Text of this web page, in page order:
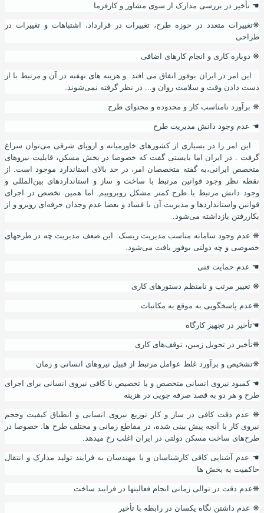
☚ تأخیر در بررسی مدارک از سوی مشاور و کارفرما
❋تغییرات متعدد در حوزه طرح، تغییرات در قرارداد ، اشتباهات و تغییرات در
طراحی
❋ دوباره کاری و انجام کارهای اضافی
این امر در ایران بوفور اتفاق می افتد. و هزینه های نهفته در آن و مرتبط با از
دست دادن وقت و سلامت روان و... در نظر گرفته نمی‌شوند.
❋ برآورد نامناسب کار و محدوده و محتوای طرح
☚ عدم وجود دانش مدیریت طرح
این امر را در بسیاری از کشورهای خاورمیانه و اروپای شرقی می‌توان سراغ
گرفت . در ایران اما بایستی گفت که خصوصا در بخش مسکن، قابلیت نیروهای
متخصص ایرانی،به گفته متخصصان امر ، در حد بالای استاندارد موجود است. از
نقطه نظر وجود قوانین مرتبط با ساخت و ساز و استانداردهای بین‌المللی و
وجود دانش مرتبط با طرح کمتر مشکل روبروییم. اما همین تخصص در اجرای
قوانین واستانداردها و مدیریت آن با فساد و بعضا عدم وجدان حرفه‌ای روبرو و از
بکاررفتن بازداشته می‌شود.
❋ عدم وجود سامانه مناسب مدیریت ریسک. این ضعف مدیریت چه در طرحهای
خصوصی و چه دولتی بوفور یافت می‌شود.
☚ عدم حمایت فنی
❋ تغییر مرتب و نامنظم دستورهای کاری
❋عدم پاسخگویی به موقع به مکاتبات
☚تأخیر در تجهیز کارگاه
❋تأخیر در تحویل زمین، توقف‌های کاری
❋تشخیص و برآورد غلط عوامل مرتبط از قبیل نیروهای انسانی و زمان
☚کمبود نیروی انسانی متخصص و یا تخصیص نا کافی نیروی انسانی برای اجرای
طرح و هر دو به قصد صرفه جویی در هزینه
❋ عدم دقت کافی در ساز و کار توزیع نیروی انسانی و انطباق کیفیت وحجم
نیروی کار با آنچه پیش بینی شده، در مقاطع زمانی و مختلف طرح ها. خصوصا در
طرح‌های ساخت مسکن دولتی در ایران اغلب رخ میدهد.
☚ عدم آشنایی کافی کارشناسان و یا مهندسان به فرایند تولید مدارک و انتقال
حاکمیت به بخش ها
❋عدم دقت در توالی زمانی انجام فعالیتها در فرایند ساخت
❋ عدم داشتن نگاه یکسان در رابطه با تأخیر